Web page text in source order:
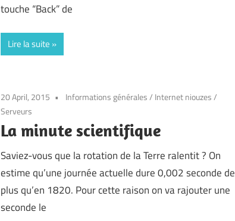
touche “Back” de
Lire la suite
20 April, 2015 Informations générales/ Internet niouzes/
Serveurs
La minute scientifique
Saviez-vous que la rotation de la Terre ralentit ? On
estime qu’une journée actuelle dure 0,002 seconde de
plus qu’en 1820. Pour cette raison on va rajouter une
seconde le